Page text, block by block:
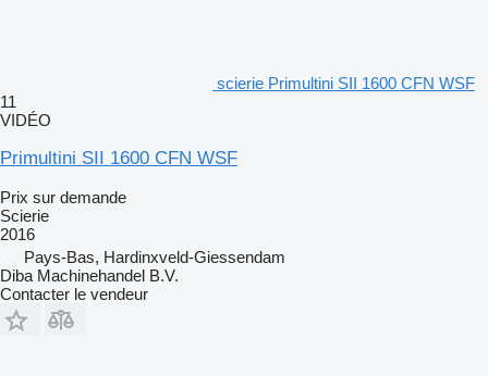
scierie Primultini SII 1600 CFN WSF
11
VIDÉO
Primultini SII 1600 CFN WSF
Prix sur demande
Scierie
2016
Pays-Bas, Hardinxveld-Giessendam
Diba Machinehandel B.V.
Contacter le vendeur